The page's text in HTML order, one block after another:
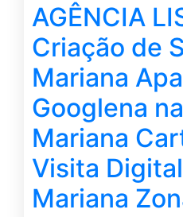
AGÊNCIA
Criação de
Mariana
Googlena
Mariana
Visita
Mariana